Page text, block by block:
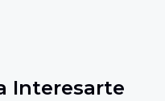
Interesarte